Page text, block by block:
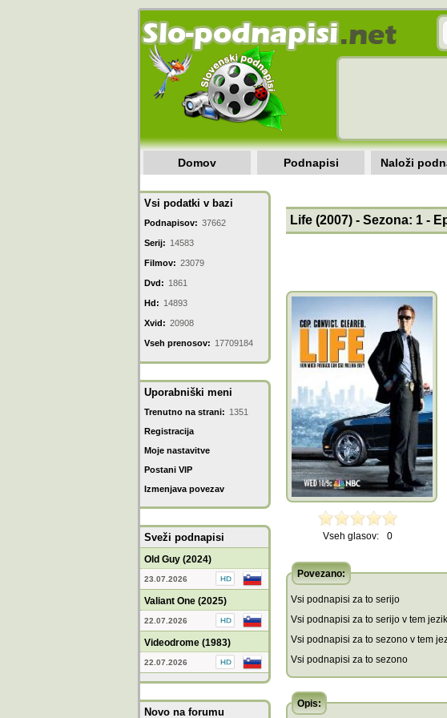
Domov Podnapisi Naloži
Vsi podatki v bazi
Podnapisov: 37662
Serij: 14583
Filmov: 23079
Dvd: 1861
Hd: 14893
Xvid: 20908
Vseh prenosov: 17709184
Uporabniški meni
Trenutno na strani: 1351
Registracija
Moje nastavitve
Postani VIP
Izmenjava povezav
Sveži podnapisi
Old Guy (2024)
23.07.2026
Valiant One (2025)
22.07.2026
Videodrome (1983)
22.07.2026
Novo na forumu
Life (2007) - Sezona: 1 -
Vseh glasov: 0
Povezano:
Vsi podnapisi za to serijo
Vsi podnapisi za to serijo v tem
Vsi podnapisi za to sezono v tem
Vsi podnapisi za to sezono
Opis: